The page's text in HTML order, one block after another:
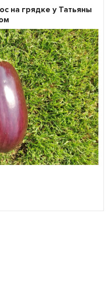
на грядке у Татьяны